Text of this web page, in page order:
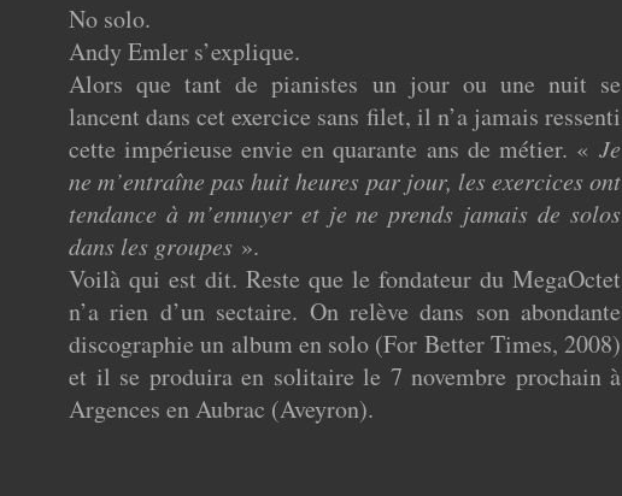
No solo.
Andy Emler s’explique.
Alors que tant de pianistes un jour ou une nuit se
lancent dans cet exercice sans filet, il n’a jamais ressenti
cette impérieuse envie en quarante ans de métier. « Je
ne m’entraîne pas huit heures par jour, les exercices ont
tendance à m’ennuyer et je ne prends jamais de solos
dans les groupes ».
Voilà qui est dit. Reste que le fondateur du MegaOctet
n’a rien d’un sectaire. On relève dans son abondante
discographie un album en solo (For Better Times, 2008)
et il se produira en solitaire le 7 novembre prochain à
Argences en Aubrac (Aveyron).